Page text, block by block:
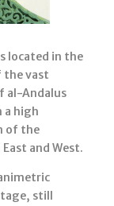
located in the
the vast
al-Andalus
a high
of the
and West.
still